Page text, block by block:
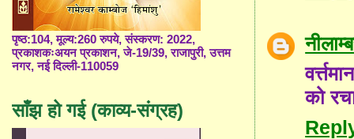
को
पृष्ठ:104, मूल्य:260 रुपये, संस्करण: 2022,
प्रकाशकःअयन प्रकाशन, जे-19/39, राजापुरी, उत्तम
नगर, नई दिल्ली-110059
साँझ हो गई (काव्य-संग्रह)